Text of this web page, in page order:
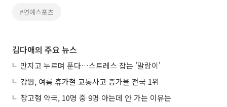
#연예스포츠
김다애의 주요 뉴스
만지고 누르며 푼다…스트레스 잡는 '말랑이'
강원, 여름 휴가철 교통사고 증가율 전국 1위
창고형 약국, 10명 중 9명 아는데 안 가는 이유는